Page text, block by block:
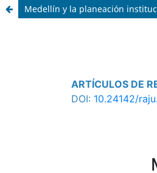
Medellín y la planeación